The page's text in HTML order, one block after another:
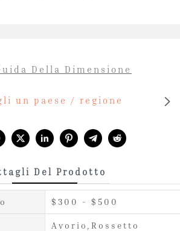
un paese / regione
Della Dimensione
Del Prodotto
$300 - $500
Avorio,Rossetto